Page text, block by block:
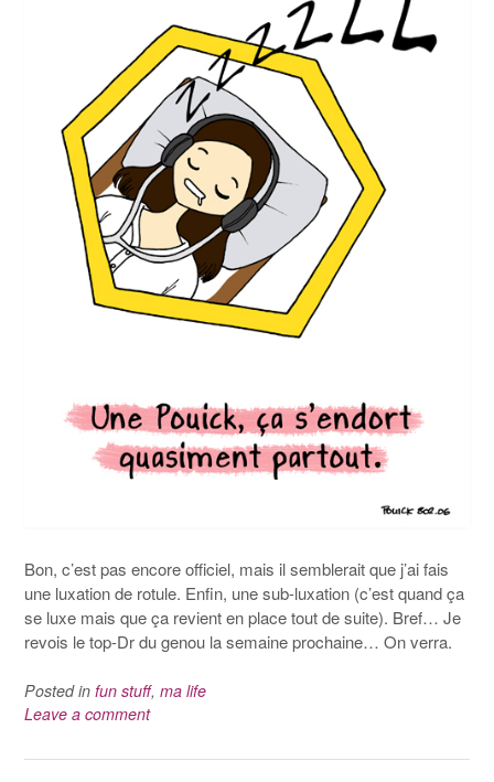
Bon, c’est pas encore officiel, mais il semblerait que j’ai fais
une luxation de rotule. Enfin, une sub-luxation (c’est quand ça
se luxe mais que ça revient en place tout de suite). Bref… Je
revois le top-Dr du genou la semaine prochaine… On verra.
Posted in fun stuff, ma life
Leave a comment